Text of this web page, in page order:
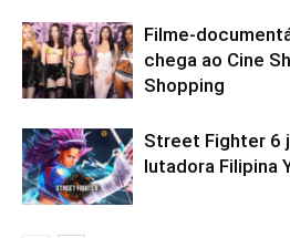
Filme-
chega ao Cine
Shopping
Street Fighter 6
lutadora Filipina